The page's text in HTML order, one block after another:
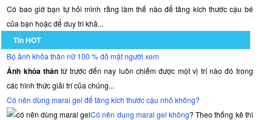
Có bao giờ bạn tự hỏi mình rằng làm thế nào để tăng kích thước cậu bé
của bạn hoặc để duy trì khả...
Tin HOT
Bộ ảnh khỏa thân nữ 100 % đỏ mặt người xem
Ảnh khỏa thântừ trước đến nay luôn chiếm được một vị trí nào đó trong
các hình thức giải trí của chúng...
Có nên dùng maral gel để tăng kích thước cậu nhỏ không?
Có nên dung maral gel không? Theo thống kê thì